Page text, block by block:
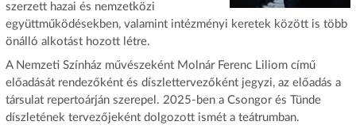
szerzett hazai és nemzetközi
együttműködésekben, valamint intézményi keretek között is több
önálló alkotást hozott létre.
A Nemzeti Színház művészeként Molnár Ferenc Liliom című
előadását rendezőként és díszlettervezőként jegyzi, az előadás a
társulat repertoárján szerepel. 2025-ben a Csongor és Tünde
díszletének tervezőjeként dolgozott ismét a teátrumban.